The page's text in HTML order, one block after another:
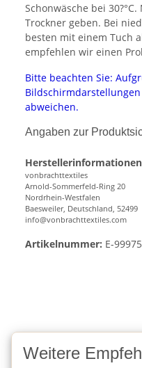
Schonwäsche bei
Trockner geben. Bei
besten mit einem Tuch
empfehlen wir einen
Bitte beachten Sie:
abweichen.
Angaben zur
vonbrachttextiles
Arnold-Sommerfeld-Ring 20
Nordrhein-Westfalen
Baesweiler, Deutschland, 52499
info@vonbrachttextiles.com
Artikelnummer: E-
Weitere